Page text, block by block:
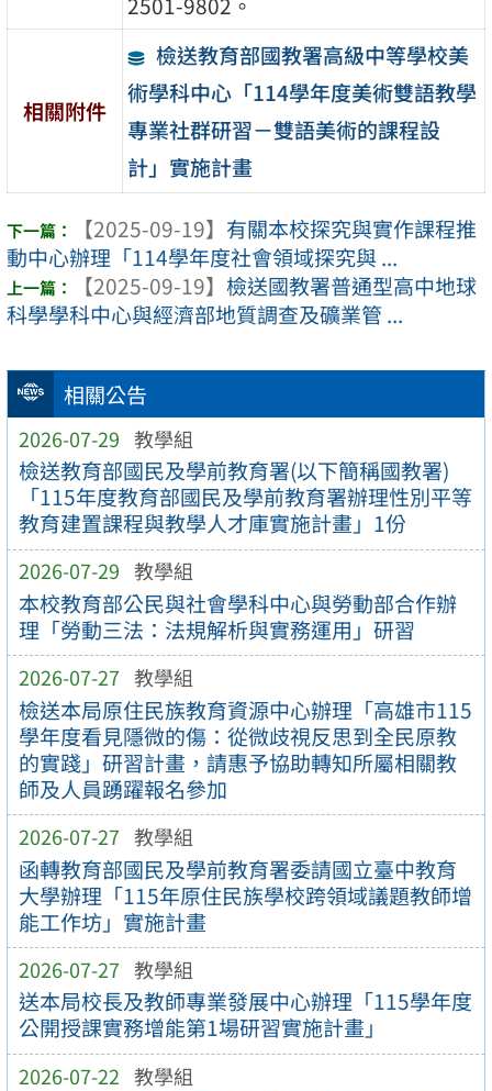
相關公告
2026-07-29 教學組
檢送教育部國民及學前教育署(以下簡稱國教署)
「115年度教育部國民及學前教育署辦理性別平等
教育建置課程與教學人才庫實施計畫」1份
2026-07-29 教學組
本校教育部公民與社會學科中心與勞動部合作辦
理「勞動三法：法規解析與實務運用」研習
2026-07-27 教學組
檢送本局原住民族教育資源中心辦理「高雄市115
學年度看見隱微的傷：從微歧視反思到全民原教
的實踐」研習計畫，請惠予協助轉知所屬相關教
師及人員踴躍報名參加
2026-07-27 教學組
函轉教育部國民及學前教育署委請國立臺中教育
大學辦理「115年原住民族學校跨領域議題教師增
能工作坊」實施計畫
2026-07-27 教學組
送本局校長及教師專業發展中心辦理「115學年度
公開授課實務增能第1場研習實施計畫」
2026-07-22 教學組
相關附件
檢送教育部國教署高級中等學校美
術學科中心「114學年度美術雙語教學
專業社群研習－雙語美術的課程設
計」實施計畫
【2025-09-19】 有關本校探究與實作課程推
動中心辦理「114學年度社會領域探究與 ...
【2025-09-19】 檢送國教署普通型高中地球
科學學科中心與經濟部地質調查及礦業管 ...